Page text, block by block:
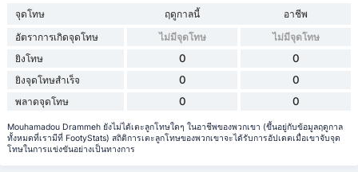
จุดโทษ ฤดูกาลนี้
อาชีพ
อัตราการเกิดจุดโทษ
ไม่มีจุดโทษ
ไม่มีจุดโทษ
ยิงโทษ
0 0
ยิงจุดโทษสำเร็จ 0 0
พลาดจุดโทษ 0 0
Mouhamadou Drammeh ยังไม่ได้เตะลูกโทษใดๆ ในอาชีพของพวกเขา (ขึ้นอยู่กับข้อมูลฤดูกาล
ทั้งหมดที่เรามีที่ FootyStats) สถิติการเตะลูกโทษของพวกเขาจะได้รับการอัปเดตเมื่อเขาจับจุด
โทษในการแข่งขันอย่างเป็นทางการ